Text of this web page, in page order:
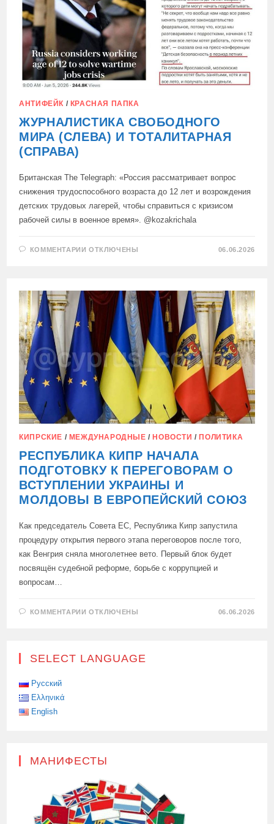
АНТИФЕЙК / КРАСНАЯ ПАПКА
ЖУРНАЛИСТИКА СВОБОДНОГО
МИРА (СЛЕВА) И ТОТАЛИТАРНАЯ
(СПРАВА)
Британская The Telegraph: «Россия рассматривает вопрос
снижения трудоспособного возраста до 12 лет и возрождения
детских трудовых лагерей, чтобы справиться с кризисом
рабочей силы в военное время». @kozakrichala
КОММЕНТАРИИ К
(СЛЕВА)
И
ТОТАЛИТАРНАЯ
(СПРАВА)
ОТКЛЮЧЕНЫ 06.06.2026
КИПРСКИЕ / МЕЖДУНАРОДНЫЕ /НОВОСТИ /ПОЛИТИКА
РЕСПУБЛИКА КИПР НАЧАЛА
ПОДГОТОВКУ К ПЕРЕГОВОРАМ О
ВСТУПЛЕНИИ УКРАИНЫ И
МОЛДОВЫ В ЕВРОПЕЙСКИЙ СОЮЗ
Как председатель Совета ЕС, Республика Кипр запустила
процедуру открытия первого этапа переговоров после того,
как Венгрия сняла многолетнее вето. Первый блок будет
посвящён судебной реформе, борьбе с коррупцией и
вопросам…
КОММЕНТАРИИ К
К
ОТКЛЮЧЕНЫ 06.06.2026
SELECT LANGUAGE
Русский
Ελληνικά
English
МАНИФЕСТЫ